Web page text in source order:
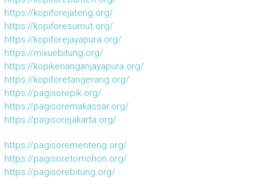
https://kopiforejateng.org/
https://kopiforesumut.org/
https://kopiforejayapura.org/
https://mixuebitung.org/
https://kopikenanganjayapura.org/
https://kopiforetangerang.org/
https://pagisorepik.org/
https://pagisoremakassar.org/
https://pagisorejakarta.org/
https://pagisorementeng.org/
https://pagisoretomohon.org/
https://pagisorebitung.org/